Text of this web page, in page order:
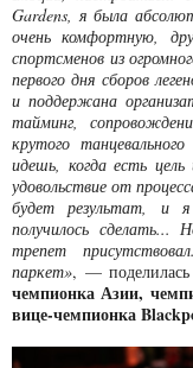
Gardens , я была
очень комфортную,
спортсменов из
первого дня сборов
и поддержана
тайминг,
крутого
идешь, когда есть
удовольствие от
будет результат, и
получилось
трепет
паркет», —
чемпионка Азии,
вице-чемпионка